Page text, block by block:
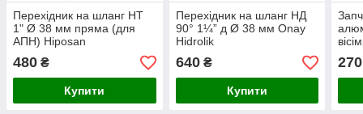
Перехідник на шланг НТ
1" Ø 38 мм пряма (для
АПН) Hiposan
480 ₴
Купити
Перехідник на шланг НД
90° 1¼” д Ø 38 мм Onay
Hidrolik
640₴
Купити
270